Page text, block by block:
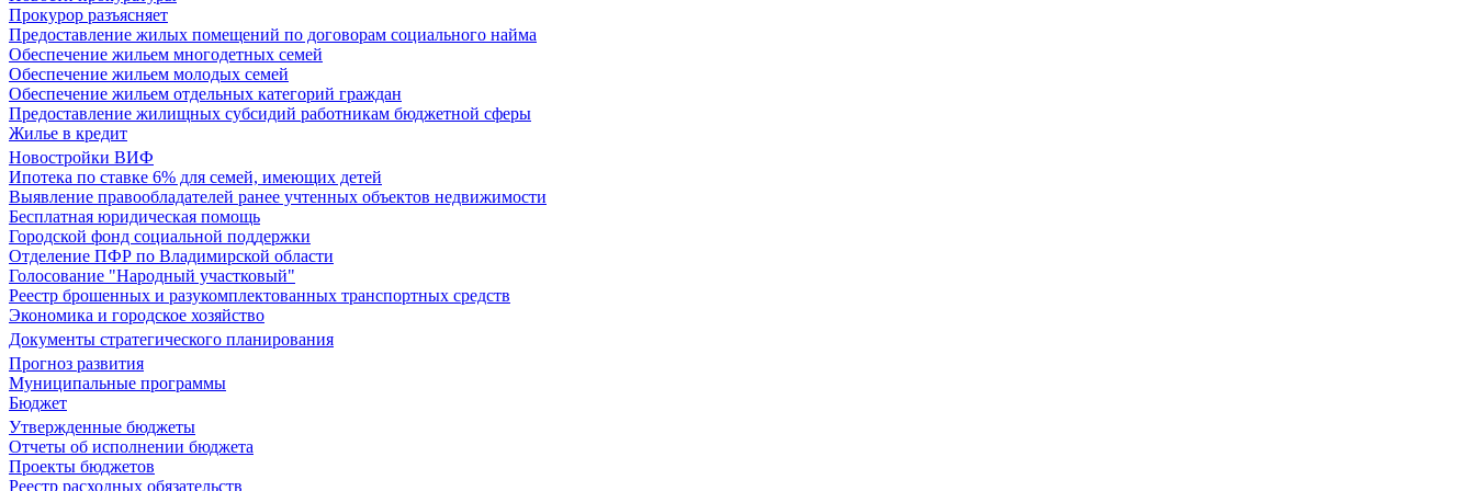
Прокурор разъясняет
Предоставление жилых помещений по договорам социального найма
Обеспечение жильем многодетных семей
Обеспечение жильем молодых семей
Обеспечение жильем отдельных категорий граждан
Предоставление жилищных субсидий работникам бюджетной сферы
Жилье в кредит
Новостройки ВИФ
Ипотека по ставке 6% для семей, имеющих детей
Выявление правообладателей ранее учтенных объектов недвижимости
Бесплатная юридическая помощь
Городской фонд социальной поддержки
Отделение ПФР по Владимирской области
Голосование "Народный участковый"
Реестр брошенных и разукомплектованных транспортных средств
Экономика и городское хозяйство
Документы стратегического планирования
Прогноз развития
Муниципальные программы
Бюджет
Утвержденные бюджеты
Отчеты об исполнении бюджета
Проекты бюджетов
Реестр расходных обязательств